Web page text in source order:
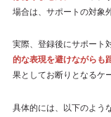
場合は、サポートの対象
実際、登録後にサポート
的な表現を避けながらも
果としてお断りとなるケ
具体的には、以下のよう